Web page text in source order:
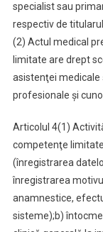
specialist sau
respectiv de
(2) Actul medical
limitate are drept
asistenţei
profesionale şi
Articolul 4(1)
competenţe
(înregistrarea
înregistrarea
anamnestice,
sisteme);b)